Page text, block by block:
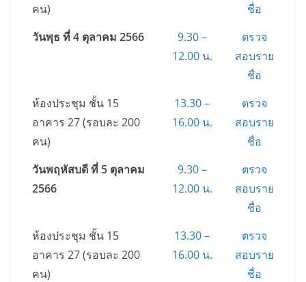
คน)
ชื่อ
วันพุธ ที่ 4 ตุลาคม 2566
9.30 –
12.00 น.
ตรวจ
สอบราย
ชื่อ
ห้องประชุม ชั้น 15
อาคาร 27 (รอบละ 200
คน)
13.30 –
16.00 น.
ตรวจ
สอบราย
ชื่อ
วันพฤหัสบดี ที่ 5 ตุลาคม
2566
9.30 –
12.00 น.
ตรวจ
สอบราย
ชื่อ
ห้องประชุม ชั้น 15
อาคาร 27 (รอบละ 200
คน)
13.30 –
16.00 น.
ตรวจ
สอบราย
ชื่อ